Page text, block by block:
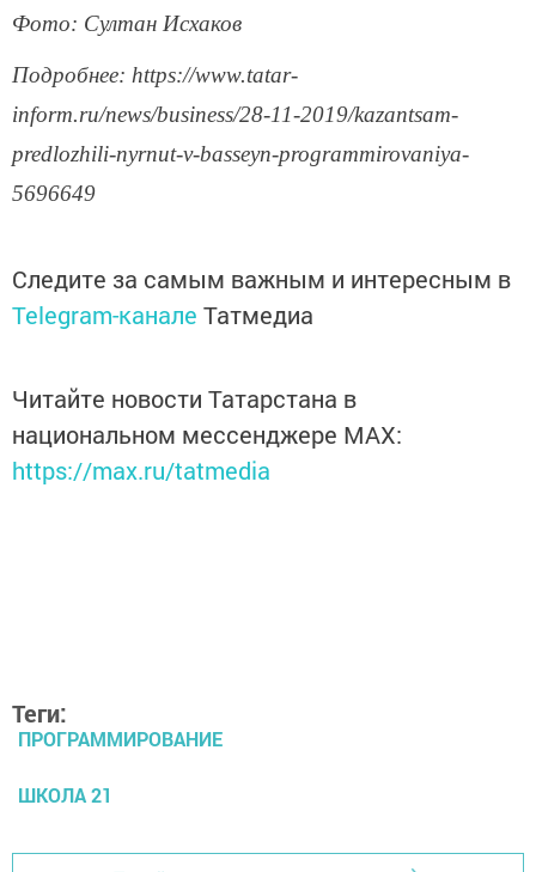
Фото: Султан Исхаков
Подробнее: https://www.tatar-
inform.ru/news/business/28-11-2019/kazantsam-
predlozhili-nyrnut-v-basseyn-programmirovaniya-
5696649
Следите за самым важным и интересным в
Telegram-канале Татмедиа
Читайте новости Татарстана в
национальном мессенджере MАХ:
https://max.ru/tatmedia
Теги:
ПРОГРАММИРОВАНИЕ
ШКОЛА 21